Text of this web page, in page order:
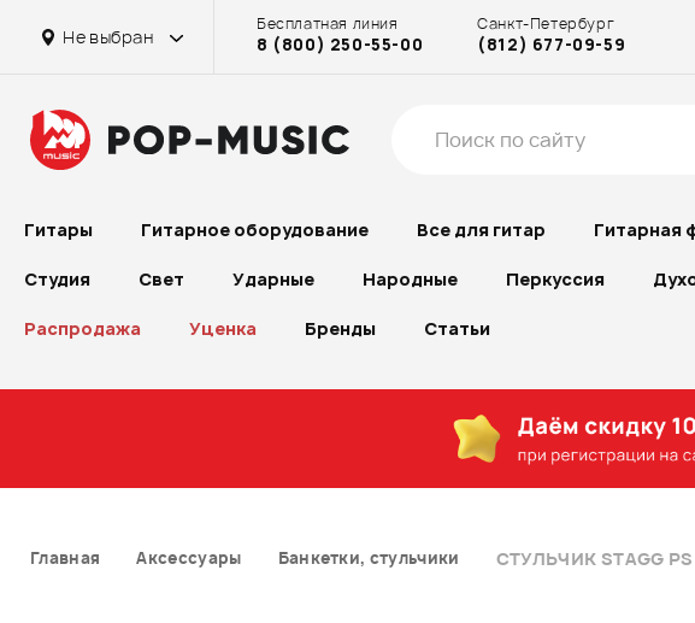
Не выбран
Бесплатная линия
8 (800) 250-55-00
Санкт-Петербург
(812) 677-09-59
Гитары Гитарное оборудование Все для гитар Гитарная
Студия Свет Ударные Народные Перкуссия
Распродажа Уценка Бренды Статьи
Главная Аксессуары Банкетки, стульчики СТУЛЬЧИК STAGG